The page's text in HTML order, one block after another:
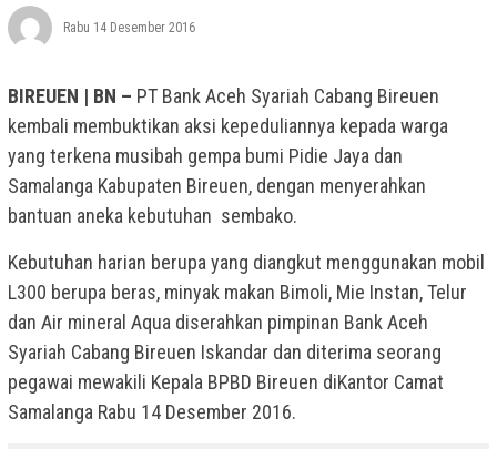
Rabu 14 Desember 2016
BIREUEN | BN – PT Bank Aceh Syariah Cabang Bireuen
kembali membuktikan aksi kepeduliannya kepada warga
yang terkena musibah gempa bumi Pidie Jaya dan
Samalanga Kabupaten Bireuen, dengan menyerahkan
bantuan aneka kebutuhan sembako.
Kebutuhan harian berupa yang diangkut menggunakan mobil
L300 berupa beras, minyak makan Bimoli, Mie Instan, Telur
dan Air mineral Aqua diserahkan pimpinan Bank Aceh
Syariah Cabang Bireuen Iskandar dan diterima seorang
pegawai mewakili Kepala BPBD Bireuen diKantor Camat
Samalanga Rabu 14 Desember 2016.